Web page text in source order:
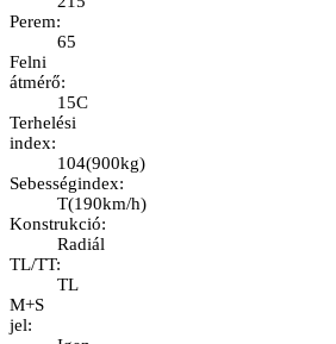
Perem:
65
Felni
átmérő:
15C
Terhelési
index:
104(900kg)
Sebességindex:
T(190km/h)
Konstrukció:
Radiál
TL/TT:
TL
M+S
jel: